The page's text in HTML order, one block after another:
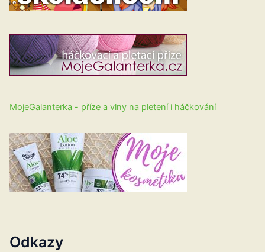
MojeGalanterka - příze a vlny na pletení i háčkování
Odkazy